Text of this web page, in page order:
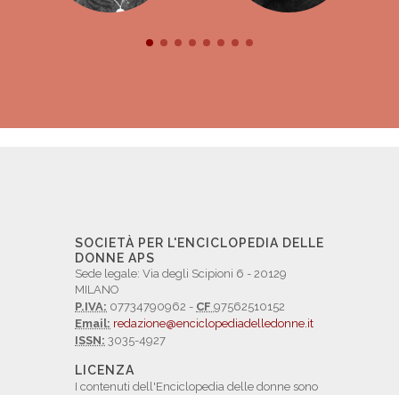
SOCIETÀ PER L'ENCICLOPEDIA DELLE
DONNE APS
Sede legale: Via degli Scipioni 6 - 20129
MILANO
P.IVA: 07734790962 - CF 97562510152
Email: redazione@enciclopediadelledonne.it
ISSN: 3035-4927
LICENZA
I contenuti dell'Enciclopedia delle donne sono